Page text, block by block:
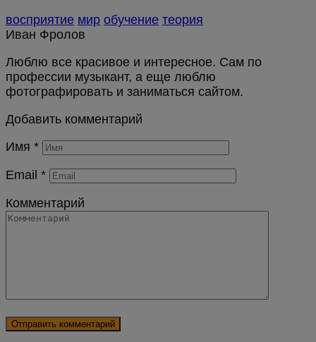
восприятие мир обучение теория
Иван Фролов
Люблю все красивое и интересное. Сам по
профессии музыкант, а еще люблю
фотографировать и заниматься сайтом.
Добавить комментарий
Имя *
Email *
Комментарий